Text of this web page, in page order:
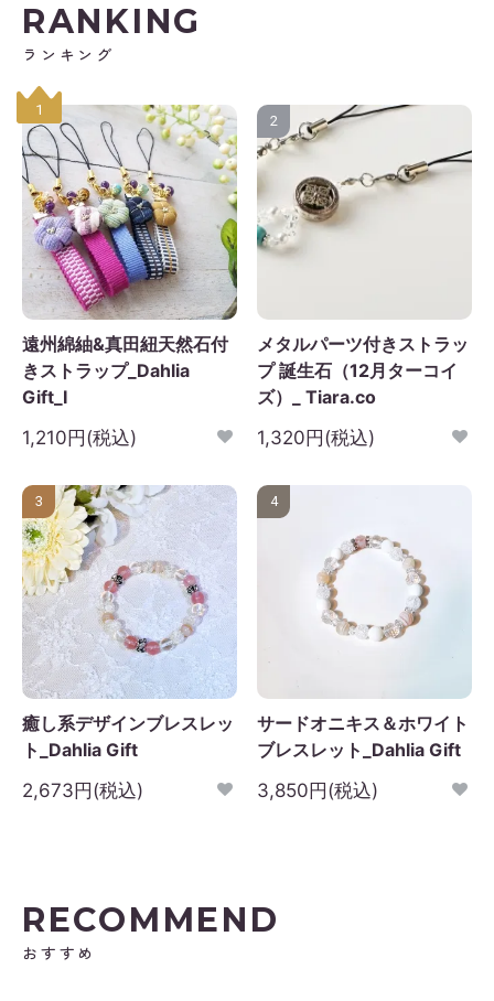
RANKING
ランキング
1
遠州綿紬&真田紐天然石付
きストラップ_Dahlia
Gift_I
1,210円(税込)
2
メタルパーツ付きストラッ
プ 誕生石（12月ターコイ
ズ）_ Tiara.co
1,320円(税込)
3
癒し系デザインブレスレッ
ト_Dahlia Gift
2,673円(税込)
4
サードオニキス＆ホワイト
ブレスレット_Dahlia Gift
3,850円(税込)
RECOMMEND
おすすめ